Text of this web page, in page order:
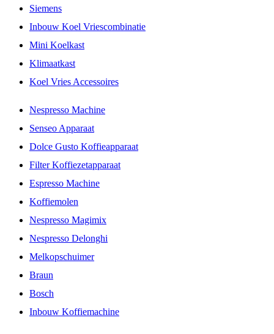
Siemens
Inbouw Koel Vriescombinatie
Mini Koelkast
Klimaatkast
Koel Vries Accessoires
Nespresso Machine
Senseo Apparaat
Dolce Gusto Koffieapparaat
Filter Koffiezetapparaat
Espresso Machine
Koffiemolen
Nespresso Magimix
Nespresso Delonghi
Melkopschuimer
Braun
Bosch
Inbouw Koffiemachine